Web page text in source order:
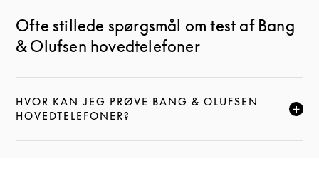
Ofte stillede spørgsmål om test af Bang
& Olufsen hovedtelefoner
HVOR KAN JEG PRØVE BANG & OLUFSEN
HOVEDTELEFONER?
KLIK FOR AT UDVIDE DENNE BESKRIVELSE, OG